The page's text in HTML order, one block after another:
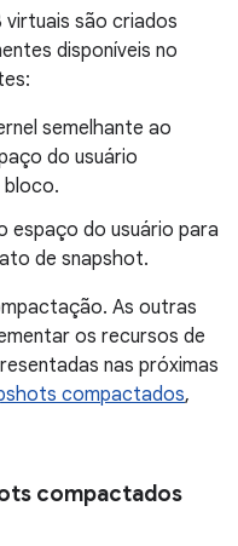
são criados
disponíveis no
semelhante ao
do usuário
bloco.
espaço do usuário para
de snapshot.
As outras
os recursos de
nas próximas
compactados,
compactados